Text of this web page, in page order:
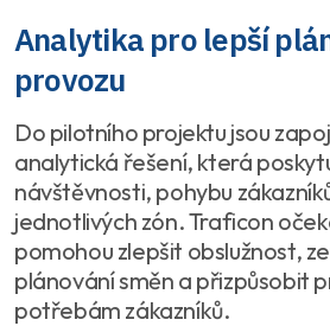
Analytika pro lepší
provozu
Do pilotního projektu jsou
analytická řešení, která
návštěvnosti, pohybu
jednotlivých zón. Traficon
pomohou zlepšit obslužnost,
plánování směn a přizpůsobit
potřebám zákazníků.